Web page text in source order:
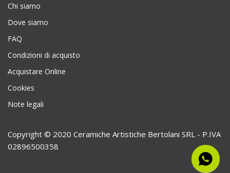
Chi siamo
Dove siamo
FAQ
Condizioni di acquisto
Acquistare Online
Cookies
Note legali
Copyright © 2020 Ceramiche Artistiche Bertolani SRL - P.IVA
02896500358